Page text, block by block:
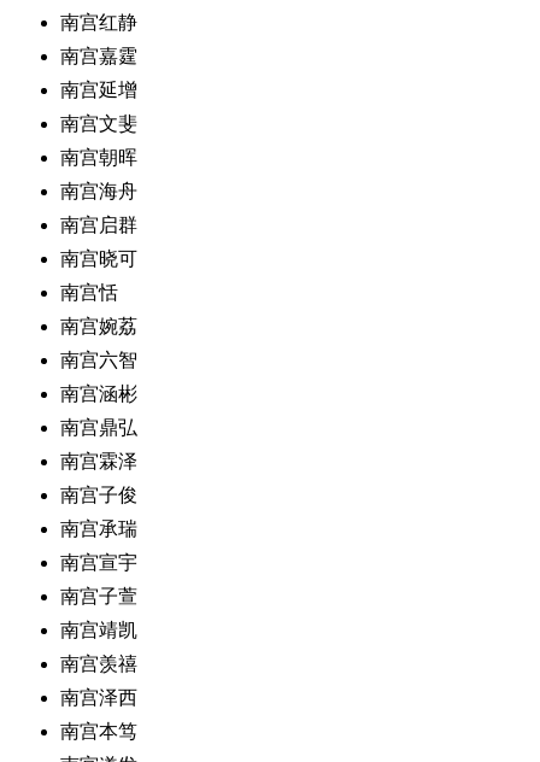
南宫红静
南宫嘉霆
南宫延增
南宫文斐
南宫朝晖
南宫海舟
南宫启群
南宫晓可
南宫恬
南宫婉荔
南宫六智
南宫涵彬
南宫鼎弘
南宫霖泽
南宫子俊
南宫承瑞
南宫宣宇
南宫子萱
南宫靖凯
南宫羡禧
南宫泽西
南宫本笃